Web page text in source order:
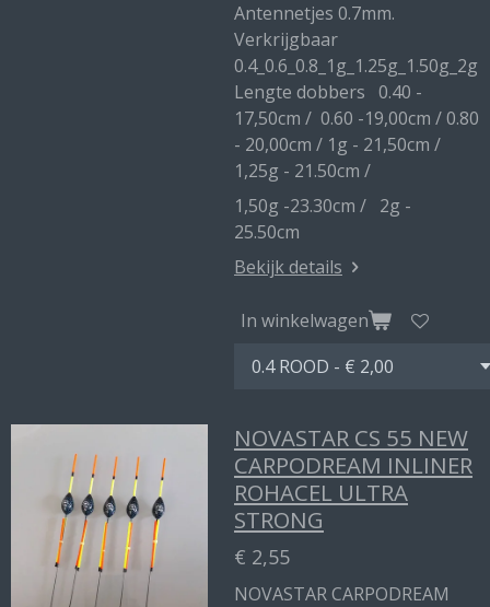
Antennetjes 0.7mm.
Verkrijgbaar
0.4_0.6_0.8_1g_1.25g_1.50g_2g
Lengte dobbers 0.40 -
17,50cm / 0.60 -19,00cm / 0.80
- 20,00cm / 1g - 21,50cm /
1,25g - 21.50cm /
1,50g -23.30cm / 2g -
25.50cm
Bekijk details
In winkelwagen
NOVASTAR CS 55 NEW
CARPODREAM INLINER
ROHACEL ULTRA
STRONG
€ 2,55
NOVASTAR CARPODREAM